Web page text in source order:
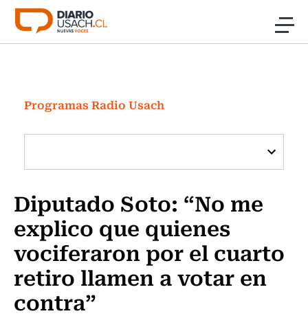
Click acá para ir directamente al contenido
Investigación
Cultura
Programas Radio y TV Usach
Programas Radio Usach
Diputado Soto: “No me
explico que quienes
vociferaron por el cuarto
retiro llamen a votar en
contra”